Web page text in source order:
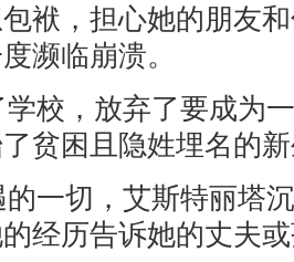
袱，担心她的朋友
濒临崩溃。
校，放弃了要成为
贫困且隐姓埋名的
的一切，艾斯特丽
经历告诉她的丈夫